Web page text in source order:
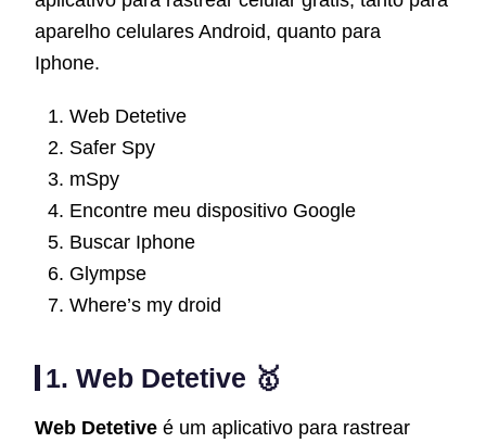
aparelho celulares Android, quanto para
Iphone.
Web Detetive
Safer Spy
mSpy
Encontre meu dispositivo Google
Buscar Iphone
Glympse
Where’s my droid
1. Web Detetive 🥇
Web Detetive é um aplicativo para rastrear